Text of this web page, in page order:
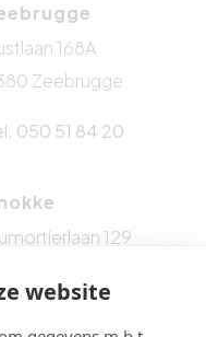
168A
Zeebrugge
050 51 84 20
129
website